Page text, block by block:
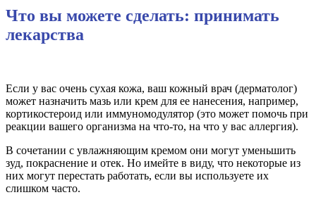
Что вы можете сделать: принимать
лекарства
Если у вас очень сухая кожа, ваш кожный врач (дерматолог)
может назначить мазь или крем для ее нанесения, например,
кортикостероид или иммуномодулятор (это может помочь при
реакции вашего организма на что-то, на что у вас аллергия).
В сочетании с увлажняющим кремом они могут уменьшить
зуд, покраснение и отек. Но имейте в виду, что некоторые из
них могут перестать работать, если вы используете их
слишком часто.